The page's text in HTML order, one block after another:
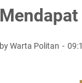
by Warta Politan